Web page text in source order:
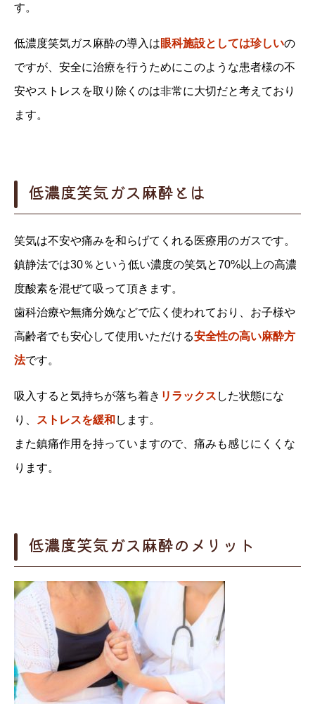
す。
低濃度笑気ガス麻酔の導入は眼科施設としては珍しいの
ですが、安全に治療を行うためにこのような患者様の不
安やストレスを取り除くのは非常に大切だと考えており
ます。
低濃度笑気ガス麻酔とは
笑気は不安や痛みを和らげてくれる医療用のガスです。
鎮静法では30％という低い濃度の笑気と70%以上の高濃
度酸素を混ぜて吸って頂きます。
歯科治療や無痛分娩などで広く使われており、お子様や
高齢者でも安心して使用いただける安全性の高い麻酔方
法です。
吸入すると気持ちが落ち着き リラックス した状態にな
り、
ストレスを緩和します。
また鎮痛作用を持っていますので、痛みも感じにくくな
ります。
低濃度笑気ガス麻酔のメリット